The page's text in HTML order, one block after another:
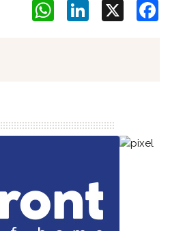
LinkedIn
WhatsApp